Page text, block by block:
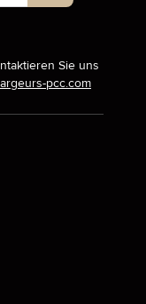
Sie uns
pcc.com